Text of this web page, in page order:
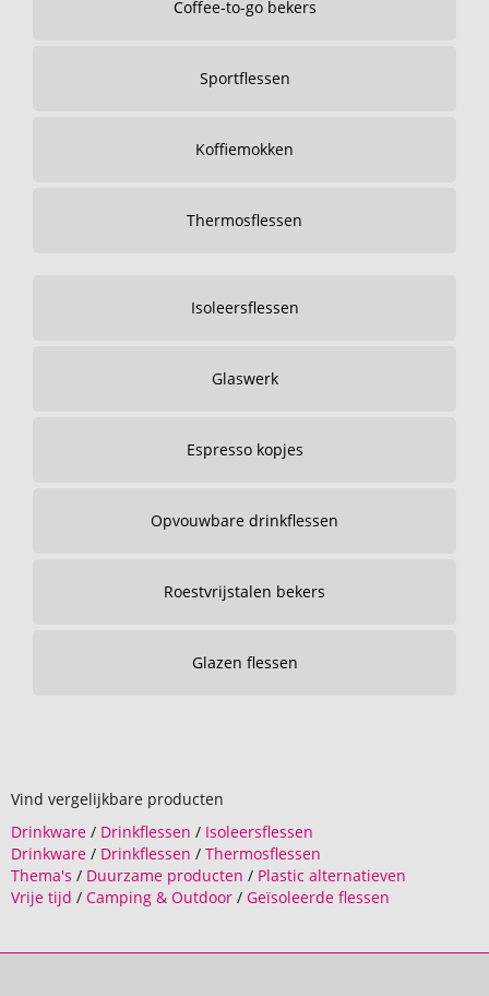
Coffee-to-go bekers
Sportflessen
Koffiemokken
Thermosflessen
Isoleersflessen
Glaswerk
Espresso kopjes
Opvouwbare drinkflessen
Roestvrijstalen bekers
Glazen flessen
Vind vergelijkbare producten
Drinkware / Drinkflessen / Isoleersflessen
Drinkware / Drinkflessen / Thermosflessen
Thema's / Duurzame producten / Plastic alternatieven
Vrije tijd / Camping & Outdoor / Geïsoleerde flessen